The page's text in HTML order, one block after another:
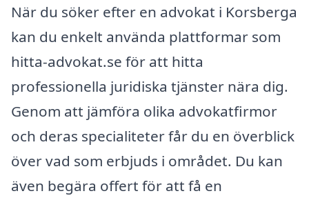
När du söker efter en advokat i Korsberga
kan du enkelt använda plattformar som
hitta-advokat.se för att hitta
professionella juridiska tjänster nära dig.
Genom att jämföra olika advokatfirmor
och deras specialiteter får du en överblick
över vad som erbjuds i området. Du kan
även begära offert för att få en